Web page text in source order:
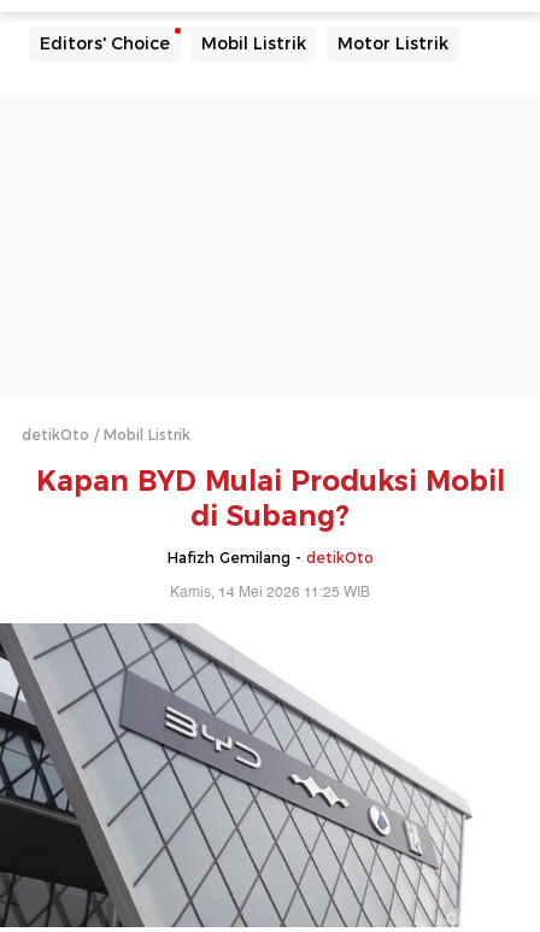
Editors' Choice Mobil Listrik Motor Listrik
detikOto Mobil Listrik
Kapan BYD Mulai Produksi Mobil
di Subang?
Hafizh Gemilang - detikOto
Kamis, 14 Mei 2026 11:25 WIB